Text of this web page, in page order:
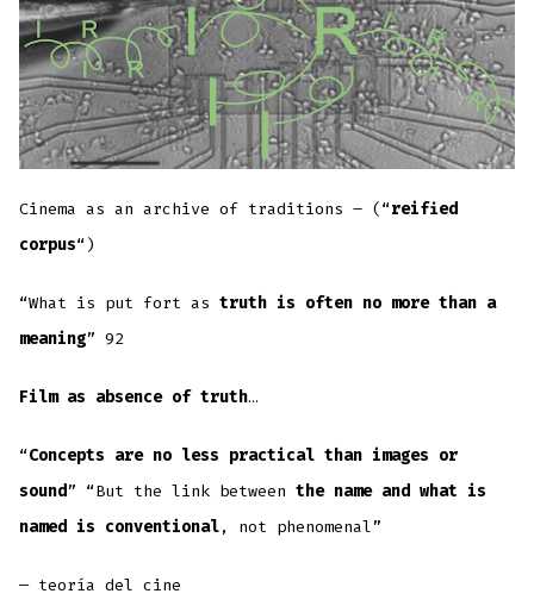
Cinema as an archive of traditions – (“reified
corpus“)
“What is put fort astruth is often no more than a
meaning” 92
Film as absence of truth…
“Concepts are no less practical than images or
sound” “But the link betweenthe name and what is
named is conventional, not phenomenal”
— teoría del cine